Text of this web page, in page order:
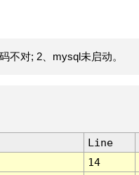
不对; 2、mysql未启动。
Line
14